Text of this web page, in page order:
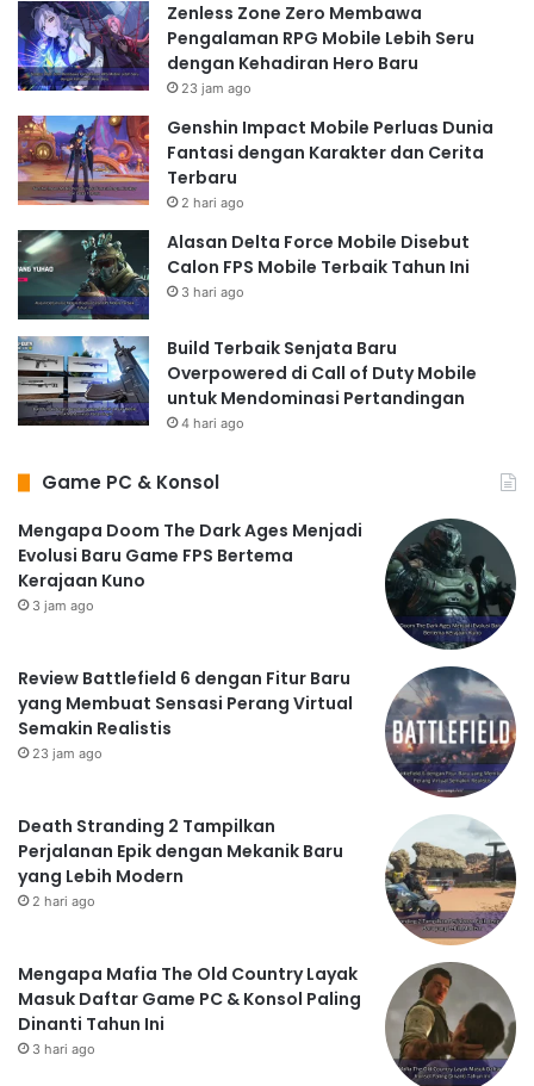
Zenless Zone Zero Membawa
Pengalaman RPG Mobile Lebih Seru
dengan Kehadiran Hero Baru
23 jam ago
Genshin Impact Mobile Perluas Dunia
Fantasi dengan Karakter dan Cerita
Terbaru
2 hari ago
Alasan Delta Force Mobile Disebut
Calon FPS Mobile Terbaik Tahun Ini
3 hari ago
Build Terbaik Senjata Baru
Overpowered di Call of Duty Mobile
untuk Mendominasi Pertandingan
4 hari ago
Game PC & Konsol
Mengapa Doom The Dark Ages Menjadi
Evolusi Baru Game FPS Bertema
Kerajaan Kuno
3 jam ago
Review Battlefield 6 dengan Fitur Baru
yang Membuat Sensasi Perang Virtual
Semakin Realistis
23 jam ago
Death Stranding 2 Tampilkan
Perjalanan Epik dengan Mekanik Baru
yang Lebih Modern
2 hari ago
Mengapa Mafia The Old Country Layak
Masuk Daftar Game PC & Konsol Paling
Dinanti Tahun Ini
3 hari ago